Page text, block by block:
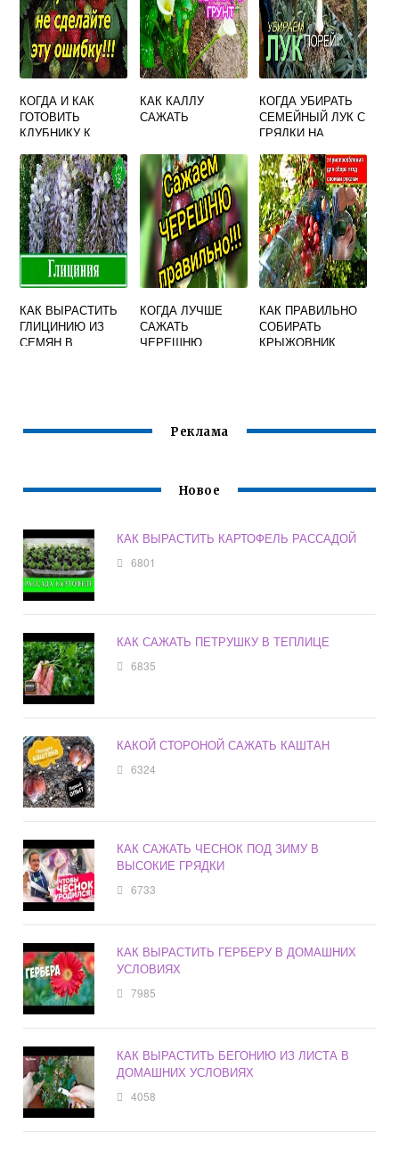
КОГДА И КАК
ГОТОВИТЬ
КЛУБНИКУ К
ВИДЕО
КАК КАЛЛУ
САЖАТЬ
КОГДА УБИРАТЬ
СЕМЕЙНЫЙ ЛУК С
ГРЯДКИ НА
КАК ВЫРАСТИТЬ
ГЛИЦИНИЮ ИЗ
СЕМЯН В
КОГДА ЛУЧШЕ
САЖАТЬ
ЧЕРЕШНЮ
КАК ПРАВИЛЬНО
СОБИРАТЬ
КРЫЖОВНИК
Реклама
Новое
КАК ВЫРАСТИТЬ КАРТОФЕЛЬ РАССАДОЙ
6801
КАК САЖАТЬ ПЕТРУШКУ В ТЕПЛИЦЕ
6835
КАКОЙ СТОРОНОЙ САЖАТЬ КАШТАН
6324
КАК САЖАТЬ ЧЕСНОК ПОД ЗИМУ В
ВЫСОКИЕ ГРЯДКИ
6733
КАК ВЫРАСТИТЬ ГЕРБЕРУ В ДОМАШНИХ
УСЛОВИЯХ
7985
КАК ВЫРАСТИТЬ БЕГОНИЮ ИЗ ЛИСТА В
ДОМАШНИХ УСЛОВИЯХ
4058